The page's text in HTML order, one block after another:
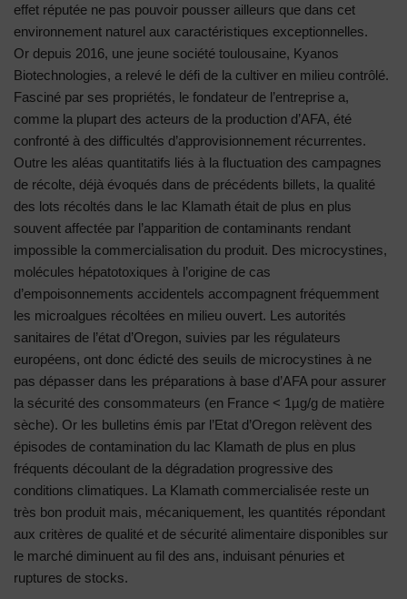
effet réputée ne pas pouvoir pousser ailleurs que dans cet
environnement naturel aux caractéristiques exceptionnelles.
Or depuis 2016, une jeune société toulousaine, Kyanos
Biotechnologies, a relevé le défi de la cultiver en milieu contrôlé.
Fasciné par ses propriétés, le fondateur de l’entreprise a,
comme la plupart des acteurs de la production d’AFA, été
confronté à des difficultés d’approvisionnement récurrentes.
Outre les aléas quantitatifs liés à la fluctuation des campagnes
de récolte, déjà évoqués dans de précédents billets, la qualité
des lots récoltés dans le lac Klamath était de plus en plus
souvent affectée par l’apparition de contaminants rendant
impossible la commercialisation du produit. Des microcystines,
molécules hépatotoxiques à l’origine de cas
d’empoisonnements accidentels accompagnent fréquemment
les microalgues récoltées en milieu ouvert. Les autorités
sanitaires de l’état d’Oregon, suivies par les régulateurs
européens, ont donc édicté des seuils de microcystines à ne
pas dépasser dans les préparations à base d’AFA pour assurer
la sécurité des consommateurs (en France < 1µg/g de matière
sèche). Or les bulletins émis par l’Etat d’Oregon relèvent des
épisodes de contamination du lac Klamath de plus en plus
fréquents découlant de la dégradation progressive des
conditions climatiques. La Klamath commercialisée reste un
très bon produit mais, mécaniquement, les quantités répondant
aux critères de qualité et de sécurité alimentaire disponibles sur
le marché diminuent au fil des ans, induisant pénuries et
ruptures de stocks.